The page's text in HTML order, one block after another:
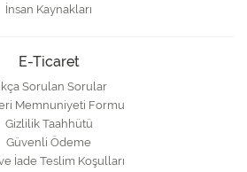
İnsan Kaynakları
E-Ticaret
Sorulan Sorular
Memnuniyeti Formu
Gizlilik Taahhütü
Güvenli Ödeme
İade Teslim Koşulları